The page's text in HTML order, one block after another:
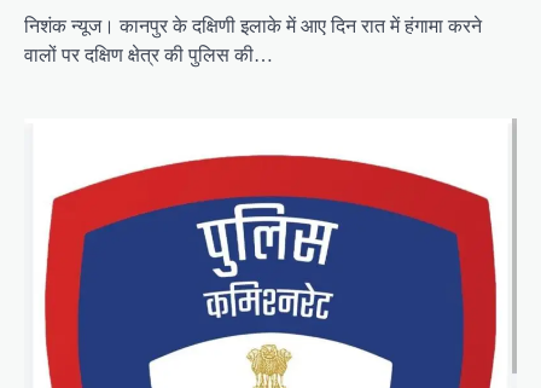
निशंक न्यूज। कानपुर के दक्षिणी इलाके में आए दिन रात में हंगामा करने
वालों पर दक्षिण क्षेत्र की पुलिस की…